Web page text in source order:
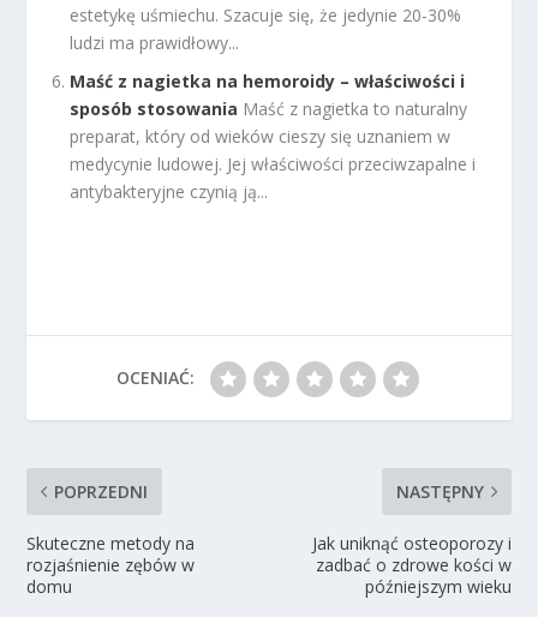
estetykę uśmiechu. Szacuje się, że jedynie 20-30%
ludzi ma prawidłowy...
Maść z nagietka na hemoroidy – właściwości i
sposób stosowania Maść z nagietka to naturalny
preparat, który od wieków cieszy się uznaniem w
medycynie ludowej. Jej właściwości przeciwzapalne i
antybakteryjne czynią ją...
OCENIAĆ:
POPRZEDNI
Skuteczne metody na
rozjaśnienie zębów w
domu
NASTĘPNY
Jak uniknąć osteoporozy i
zadbać o zdrowe kości w
późniejszym wieku